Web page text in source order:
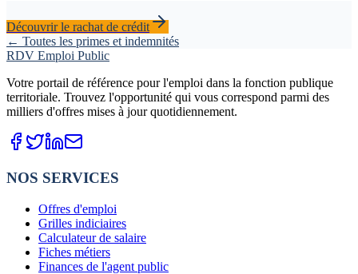
Découvrir le rachat de crédit
← Toutes les primes et indemnités
RDV Emploi Public
Votre portail de référence pour l'emploi dans la fonction publique
territoriale. Trouvez l'opportunité qui vous correspond parmi des
milliers d'offres mises à jour quotidiennement.
NOS SERVICES
Offres d'emploi
Grilles indiciaires
Calculateur de salaire
Fiches métiers
Finances de l'agent public